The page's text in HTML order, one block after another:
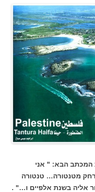
הבא: " אני
מטנטורה… טנטורה
אנחנו נחזור אליה בשנת אלפיים ו…" .